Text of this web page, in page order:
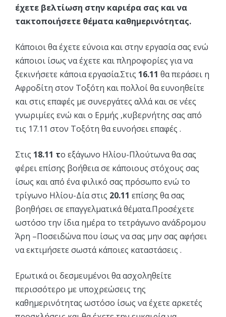
έχετε βελτίωση στην καριέρα σας και να
τακτοποιήσετε θέματα καθημερινότητας.
Κάποιοι θα έχετε εύνοια και στην εργασία σας ενώ
κάποιοι ίσως να έχετε και πληροφορίες για να
ξεκινήσετε κάποια εργασία.Στις 16.11 θα περάσει η
Αφροδίτη στον Τοξότη και πολλοί θα ευνοηθείτε
και στις επαφές με συνεργάτες αλλά και σε νέες
γνωριμίες ενώ και ο Ερμής ,κυβερνήτης σας από
τις 17.11 στον Τοξότη θα ευνοήσει επαφές .
Στις 18.11 το εξάγωνο Ηλίου-Πλούτωνα θα σας
φέρει επίσης βοήθεια σε κάποιους στόχους σας
ίσως και από ένα φιλικό σας πρόσωπο ενώ το
τρίγωνο Ηλίου-Δία στις 20.11 επίσης θα σας
βοηθήσει σε επαγγελματικά θέματα.Προσέχετε
ωστόσο την ίδια ημέρα το τετράγωνο ανάδρομου
Άρη –Ποσειδώνα που ίσως να σας μην σας αφήσει
να εκτιμήσετε σωστά κάποιες καταστάσεις .
Ερωτικά οι δεσμευμένοι θα ασχοληθείτε
περισσότερο με υποχρεώσεις της
καθημερινότητας ωστόσο ίσως να έχετε αρκετές